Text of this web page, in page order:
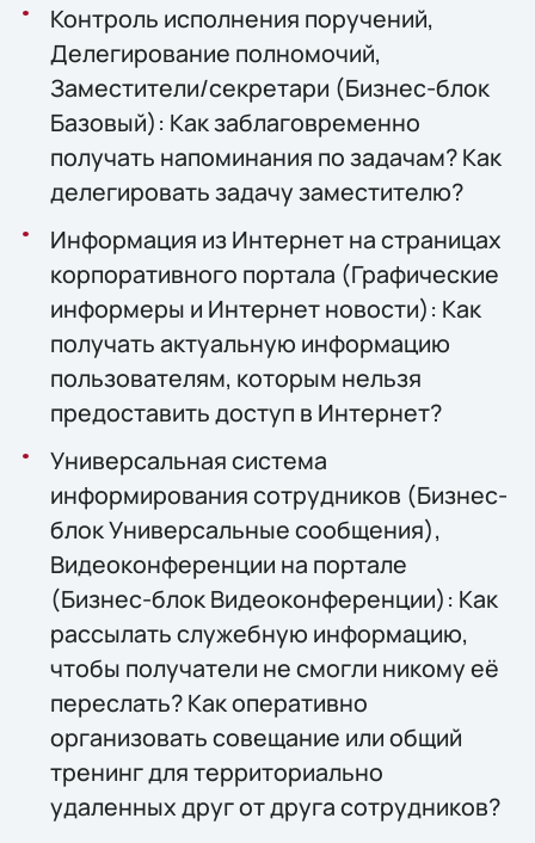
Контроль исполнения поручений,
Делегирование полномочий,
Заместители/секретари (Бизнес-блок
Базовый): Как заблаговременно
получать напоминания по задачам? Как
делегировать задачу заместителю?
Информация из Интернет на страницах
корпоративного портала (Графические
информеры и Интернет новости): Как
получать актуальную информацию
пользователям, которым нельзя
предоставить доступ в Интернет?
Универсальная система
информирования сотрудников (Бизнес-
блок Универсальные сообщения),
Видеоконференции на портале
(Бизнес-блок Видеоконференции): Как
рассылать служебную информацию,
чтобы получатели не смогли никому её
переслать? Как оперативно
организовать совещание или общий
тренинг для территориально
удаленных друг от друга сотрудников?